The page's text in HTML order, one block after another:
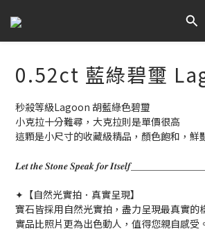
0.52ct 藍綠碧璽
秒殺等級Lagoon 胡藍綠色碧璽
小克拉十分難尋，大克拉則是單價很高
這顆是小尺寸的收藏級精品，顏色飽和，鮮
𝑳𝒆𝒕 𝒕𝒉𝒆 𝑺𝒕𝒐𝒏𝒆 𝑺𝒑𝒆𝒂𝒌 𝒇𝒐𝒓 𝑰𝒕𝒔𝒆𝒍𝒇＿＿＿＿＿＿＿＿
✦【自然光實拍．真實呈現】
寶石皆採用自然光實拍，盡力呈現最真實的
實品比照片更為出色動人，值得您親自感受。